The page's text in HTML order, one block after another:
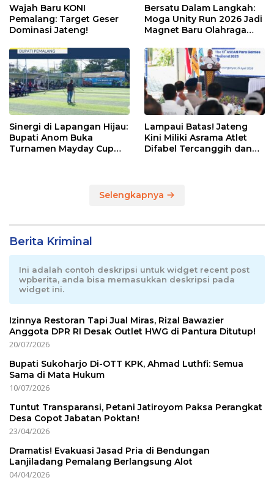
Wajah Baru KONI
Pemalang: Target Geser
Dominasi Jateng!
Bersatu Dalam Langkah:
Moga Unity Run 2026 Jadi
Magnet Baru Olahraga
Sinergi di Lapangan Hijau:
Bupati Anom Buka
Turnamen Mayday Cup
Lampaui Batas! Jateng
Kini Miliki Asrama Atlet
Difabel Tercanggih dan
Selengkapnya
Berita Kriminal
Ini adalah contoh deskripsi untuk widget recent post
wpberita, anda bisa memasukkan deskripsi pada
widget ini.
Izinnya Restoran Tapi Jual Miras, Rizal Bawazier
Anggota DPR RI Desak Outlet HWG di Pantura Ditutup!
20/07/2026
Bupati Sukoharjo Di-OTT KPK, Ahmad Luthfi: Semua
Sama di Mata Hukum
10/07/2026
Tuntut Transparansi, Petani Jatiroyom Paksa Perangkat
Desa Copot Jabatan Poktan!
23/04/2026
Dramatis! Evakuasi Jasad Pria di Bendungan
Lanjiladang Pemalang Berlangsung Alot
04/04/2026